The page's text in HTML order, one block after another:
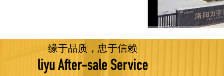
海外多个国家和地区。 近年来，公司通
系认证，主营业务收入保持稳步增长，国
，公司坚持精益求精、持续创新，自主
品具备升温快、节能效果显著、温控精
升降温及保温、炉体表面温度接近室温等特
缘于品质，忠于信赖
liyu After-sale Service